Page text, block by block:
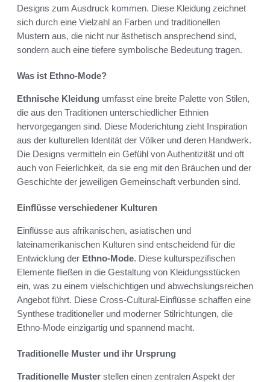
Designs zum Ausdruck kommen. Diese Kleidung zeichnet
sich durch eine Vielzahl an Farben und traditionellen
Mustern aus, die nicht nur ästhetisch ansprechend sind,
sondern auch eine tiefere symbolische Bedeutung tragen.
Was ist Ethno-Mode?
Ethnische Kleidung umfasst eine breite Palette von Stilen,
die aus den Traditionen unterschiedlicher Ethnien
hervorgegangen sind. Diese Moderichtung zieht Inspiration
aus der kulturellen Identität der Völker und deren Handwerk.
Die Designs vermitteln ein Gefühl von Authentizität und oft
auch von Feierlichkeit, da sie eng mit den Bräuchen und der
Geschichte der jeweiligen Gemeinschaft verbunden sind.
Einflüsse verschiedener Kulturen
Einflüsse aus afrikanischen, asiatischen und
lateinamerikanischen Kulturen sind entscheidend für die
Entwicklung der Ethno-Mode. Diese kulturspezifischen
Elemente fließen in die Gestaltung von Kleidungsstücken
ein, was zu einem vielschichtigen und abwechslungsreichen
Angebot führt. Diese Cross-Cultural-Einflüsse schaffen eine
Synthese traditioneller und moderner Stilrichtungen, die
Ethno-Mode einzigartig und spannend macht.
Traditionelle Muster und ihr Ursprung
Traditionelle Muster stellen einen zentralen Aspekt der